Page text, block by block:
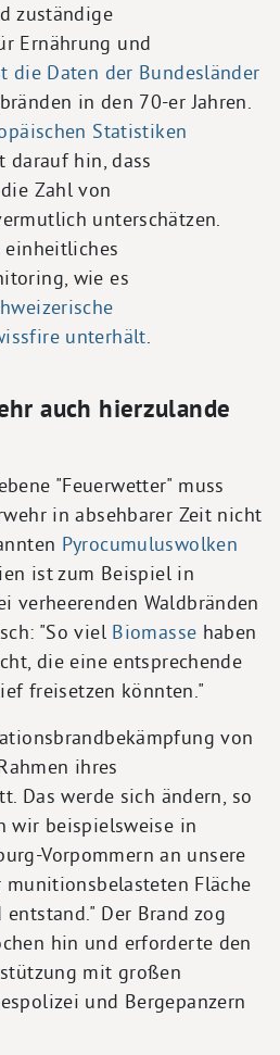
zuständige
Ernährung und
die Daten der Bundesländer
in den 70-er Jahren.
Statistiken
darauf hin, dass
Zahl von
unterschätzen.
wie es
unterhält.
auch hierzulande
"Feuerwetter" muss
in absehbarer Zeit nicht
Pyrocumuluswolken
ist zum Beispiel in
verheerenden Waldbränden
"So viel Biomasse haben
die eine entsprechende
freisetzen könnten."
von
ihres
Das werde sich ändern, so
wir beispielsweise in
Vorpommern an unsere
munitionsbelasteten Fläche
Der Brand zog
hin und erforderte den
mit großen
und Bergepanzern